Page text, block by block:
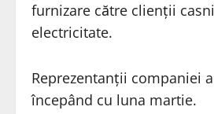
furnizare către clienții
electricitate.
Reprezentanții companiei
începând cu luna martie.